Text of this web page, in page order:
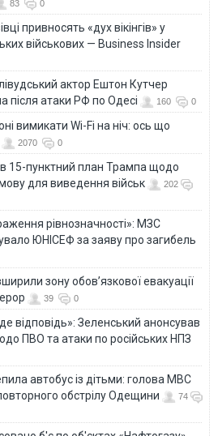
83 0
привносять «дух вікінгів» у
військових — Business Insider
актор Ештон Кутчер
після атаки РФ по Одесі
160 0
вимикати Wi-Fi на ніч: ось що
2070 0
15-пунктний план Трампа щодо
для виведення військ
202
рівнозначності»: МЗС
ЮНІСЕФ за заяву про загибель
зону обов’язкової евакуації
39 0
відповідь»: Зеленський анонсував
ПВО та атаки по російських НПЗ
автобус із дітьми: голова МВС
обстрілу Одещини
74